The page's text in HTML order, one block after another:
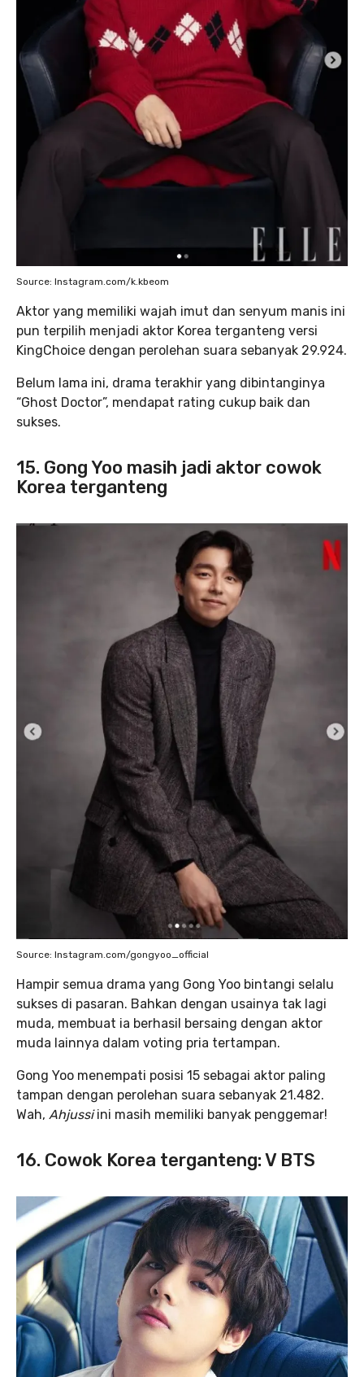
Source: Instagram.com/k.kbeom
Aktor yang memiliki wajah imut dan senyum manis ini
pun terpilih menjadi aktor Korea terganteng versi
KingChoice dengan perolehan suara sebanyak 29.924.
Belum lama ini, drama terakhir yang dibintanginya
“Ghost Doctor”, mendapat rating cukup baik dan
sukses.
15. Gong Yoo masih jadi aktor cowok
Korea terganteng
Source: Instagram.com/gongyoo_official
Hampir semua drama yang Gong Yoo bintangi selalu
sukses di pasaran. Bahkan dengan usainya tak lagi
muda, membuat ia berhasil bersaing dengan aktor
muda lainnya dalam voting pria tertampan.
Gong Yoo menempati posisi 15 sebagai aktor paling
tampan dengan perolehan suara sebanyak 21.482.
Wah, Ahjussiini masih memiliki banyak penggemar!
16. Cowok Korea terganteng: V BTS